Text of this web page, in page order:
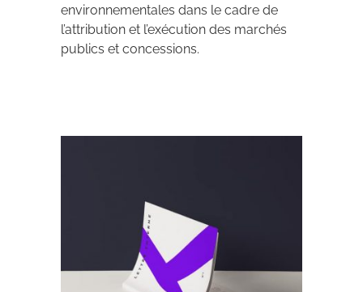
environnementales dans le cadre de
l’attribution et l’exécution des marchés
publics et concessions.